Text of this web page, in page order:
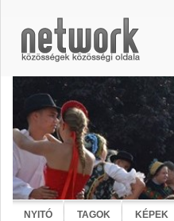
NYITÓ TAGOK KÉPEK